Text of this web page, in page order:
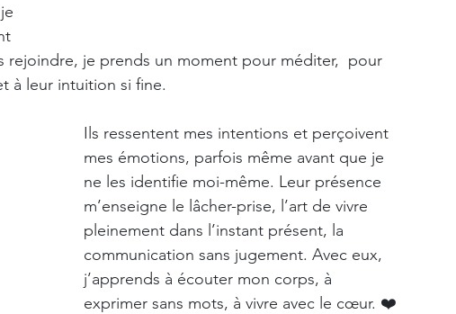
rejoindre, je prends un moment pour méditer,  pour
à leur intuition si fine.
Ils ressentent mes intentions et perçoivent
mes émotions, parfois même avant que je
ne les identifie moi-même. Leur présence
m’enseigne le lâcher-prise, l’art de vivre
pleinement dans l’instant présent, la
communication sans jugement. Avec eux,
j’apprends à écouter mon corps, à
exprimer sans mots, à vivre avec le cœur. ❤️